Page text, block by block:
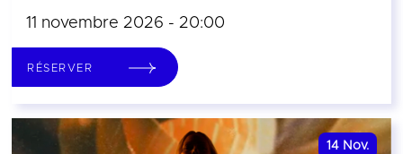
11 novembre 2026 - 20:00
RÉSERVER
14 Nov.